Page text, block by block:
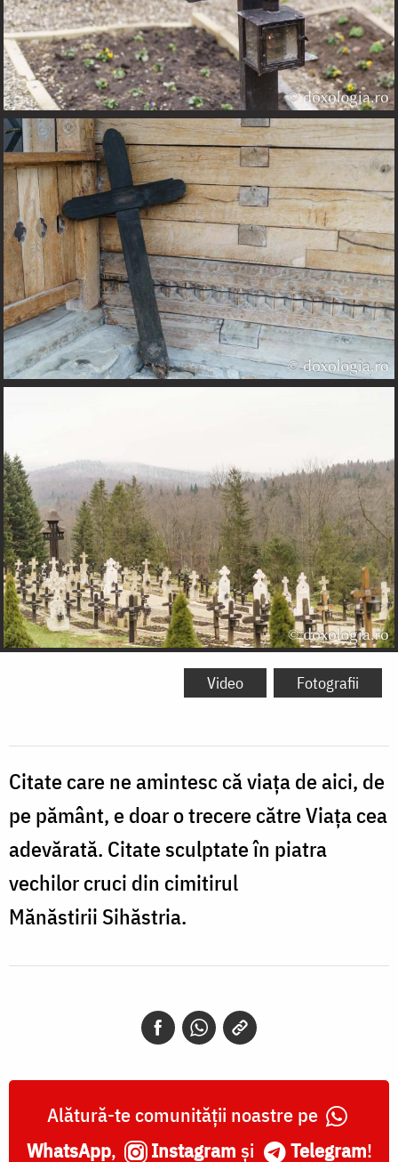
Video Fotografii
Citate care ne amintesc că viața de aici, de
pe pământ, e doar o trecere către Viața cea
adevărată. Citate sculptate în piatra
vechilor cruci din cimitirul
Mănăstirii Sihăstria.
Alătură-te comunității noastre pe
WhatsApp, Instagram și Telegram!